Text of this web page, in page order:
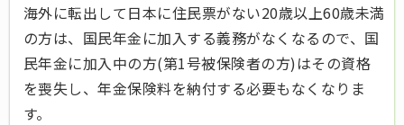
海外に転出して日本に住民票がない20歳以上60歳未満
の方は、国民年金に加入する義務がなくなるので、国
民年金に加入中の方(第1号被保険者の方)はその資格
を喪失し、年金保険料を納付する必要もなくなりま
す。